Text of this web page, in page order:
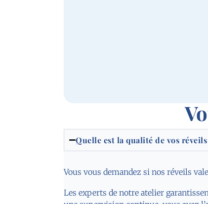
Quelle est la qualité de vos
Vous vous demandez si nos réveils
Les experts de notre atelier